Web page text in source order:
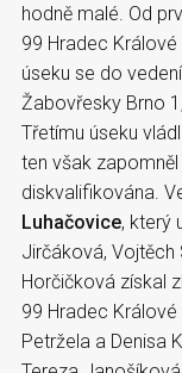
hodně malé. Od
99 Hradec
úseku se do
Žabovřesky Brno
Třetímu úseku
ten však
diskvalifikována.
Luhačovice, který
Jirčáková, Vojtěch
Horčičková získal
99 Hradec Králové
Petržela a Denisa